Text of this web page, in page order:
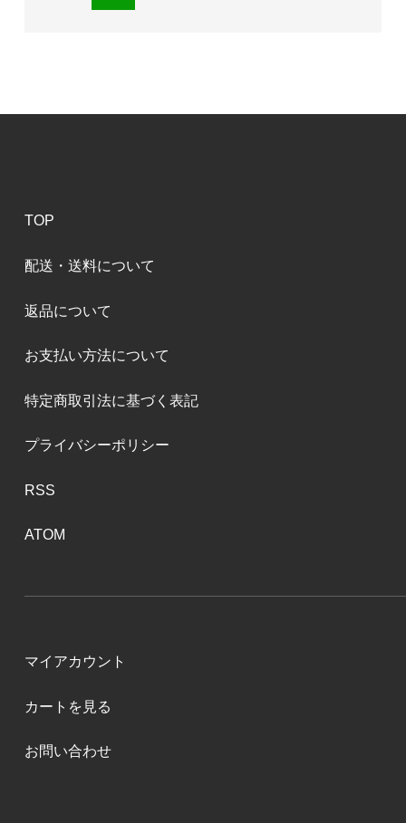
TOP
配送・送料について
返品について
お支払い方法について
特定商取引法に基づく表記
プライバシーポリシー
RSS
ATOM
マイアカウント
カートを見る
お問い合わせ